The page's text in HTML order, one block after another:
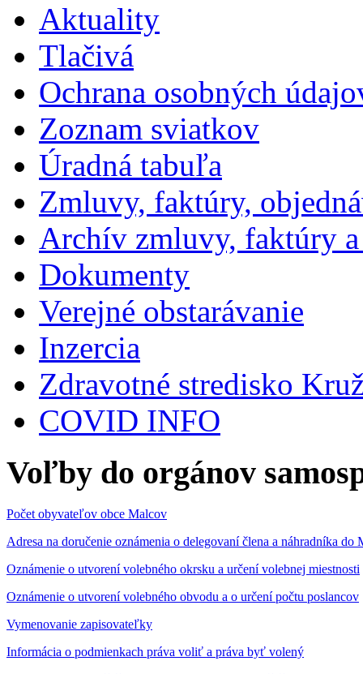
Aktuality
Tlačivá
Ochrana osobných
Zoznam sviatkov
Úradná tabuľa
Zmluvy, faktúry,
Archív zmluvy, faktúry
Dokumenty
Verejné obstarávanie
Inzercia
Zdravotné stredisko
COVID INFO
Voľby do orgánov
Počet obyvateľov obce Malcov
Adresa na doručenie oznámenia o delegovaní člena a náhradníka
Oznámenie o utvorení volebného okrsku a určení volebnej miestnosti
Oznámenie o utvorení volebného obvodu a o určení počtu poslancov
Vymenovanie zapisovateľky
Informácia o podmienkach práva voliť a práva byť volený